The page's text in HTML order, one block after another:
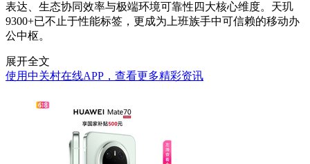
表达、生态协同效率与极端环境可靠性四大核心维度。天玑
9300+已不止于性能标签，更成为上班族手中可信赖的移动办
公中枢。
展开全文
使用中关村在线APP，查看更多精彩资讯